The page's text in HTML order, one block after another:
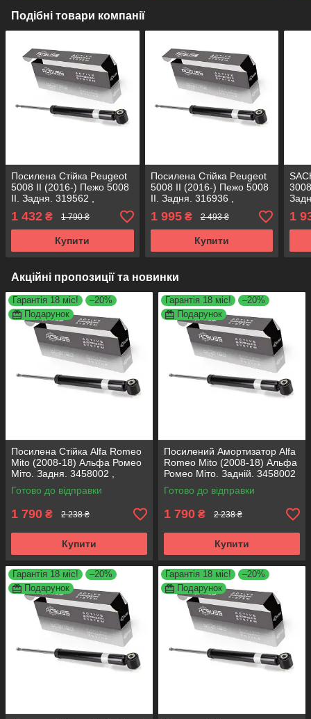
Подібні товари компанії
Посилена Стійка Peugeot
5008 II (2016-) Пежо 5008
II. Задня. 319562 ,
3448001 KOREA Аксусс!
1 432 ₴ 1 790 ₴
Купити
Посилена Стійка Peugeot
5008 II (2016-) Пежо 5008
II. Задня. 316936 ,
3448001 KOREA Аксусс!
1 995₴ 2 493 ₴
Купити
1
Акційні пропозиції та новинки
Гарантія 18 міс!
–20%
Подарунок
Посилена Стійка Alfa Romeo
Mito (2008-18) Альфа Ромео
Міто. Задня. 3458002 ,
317722. KOREA Аксусс!
Готово до відправки
1 790 ₴ 2 238 ₴
Купити
Гарантія 18 міс!
–20%
Подарунок
Посилений Амортизатор Alfa
Romeo Mito (2008-18) Альфа
Ромео Міто. Задній. 3458002
, 317722. KOREA Аксусс!
Готово до відправки
1 790 ₴ 2 238 ₴
Купити
Гарантія 18 міс!
–20%
Подарунок
Гарантія 18 міс!
–20%
Подарунок